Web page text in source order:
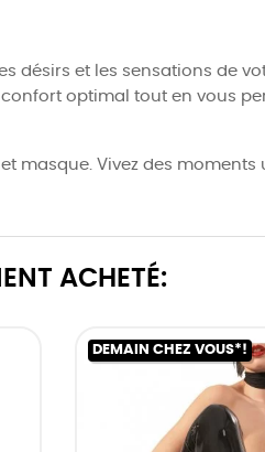
désirs et les sensations de
optimal tout en vous
masque. Vivez des moments
ACHETÉ:
DEMAIN CHEZ VOUS*!